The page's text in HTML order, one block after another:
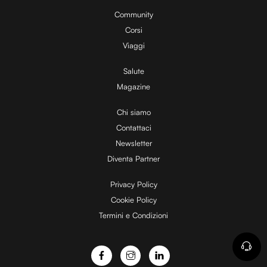
y
V
i
d
e
o
Community
Corsi
Viaggi
Salute
Magazine
Chi siamo
Contattaci
Newsletter
Diventa Partner
Privacy Policy
Cookie Policy
Termini e Condizioni